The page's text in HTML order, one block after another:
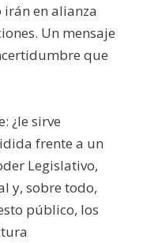
en alianza
Un mensaje
que
¿le sirve
frente a un
Legislativo,
y, sobre todo,
público, los